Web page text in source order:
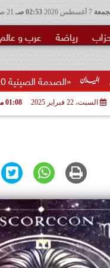
02:53 صـ
رياضة عرب و عالم
الصينية 2.0»... ما الذي تغير فعلا؟
السبت، 22 فبراير 2025 01:08 مـ